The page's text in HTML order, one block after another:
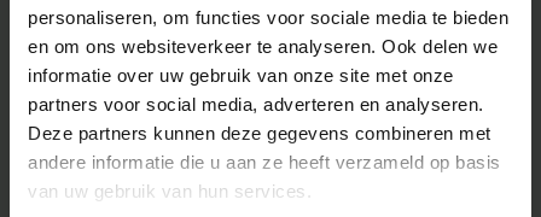
personaliseren, om functies voor sociale media te bieden
en om ons websiteverkeer te analyseren. Ook delen we
informatie over uw gebruik van onze site met onze
partners voor social media, adverteren en analyseren.
Deze partners kunnen deze gegevens combineren met
andere informatie die u aan ze heeft verzameld op basis
van uw gebruik van hun services.